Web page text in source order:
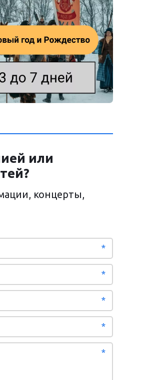
или
концерты,
*
*
*
*
*